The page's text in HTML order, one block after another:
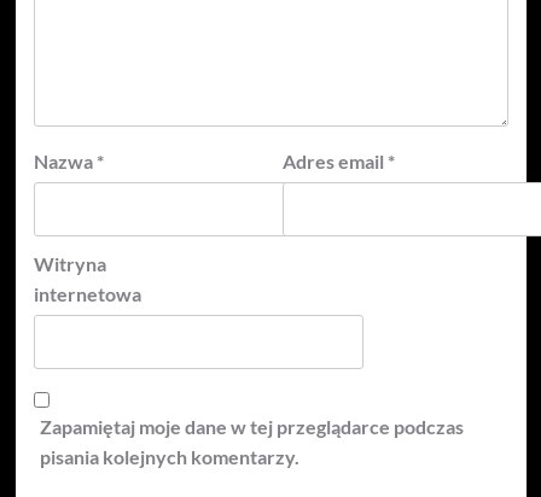
Nazwa * Adres email *
Witryna
internetowa
Zapamiętaj moje dane w tej przeglądarce podczas
pisania kolejnych komentarzy.